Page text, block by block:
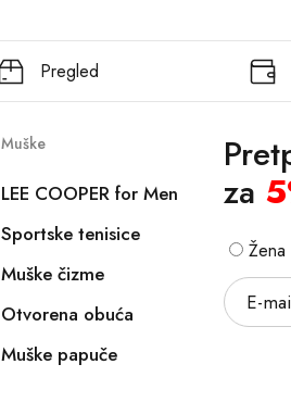
Pregled
Muške
LEE COOPER for Men
Sportske tenisice
Muške čizme
Otvorena obuća
Muške papuče
za
Žena